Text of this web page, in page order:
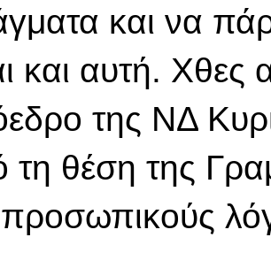
και να
και αυτή.
της ΝΔ
τη θέση της
προσωπικούς